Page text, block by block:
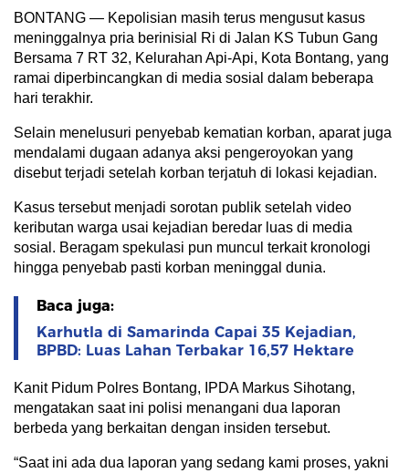
BONTANG — Kepolisian masih terus mengusut kasus
meninggalnya pria berinisial Ri di Jalan KS Tubun Gang
Bersama 7 RT 32, Kelurahan Api-Api, Kota Bontang, yang
ramai diperbincangkan di media sosial dalam beberapa
hari terakhir.
Selain menelusuri penyebab kematian korban, aparat juga
mendalami dugaan adanya aksi pengeroyokan yang
disebut terjadi setelah korban terjatuh di lokasi kejadian.
Kasus tersebut menjadi sorotan publik setelah video
keributan warga usai kejadian beredar luas di media
sosial. Beragam spekulasi pun muncul terkait kronologi
hingga penyebab pasti korban meninggal dunia.
Baca juga:
Karhutla di Samarinda Capai 35 Kejadian,
BPBD: Luas Lahan Terbakar 16,57 Hektare
Kanit Pidum Polres Bontang, IPDA Markus Sihotang,
mengatakan saat ini polisi menangani dua laporan
berbeda yang berkaitan dengan insiden tersebut.
“Saat ini ada dua laporan yang sedang kami proses, yakni